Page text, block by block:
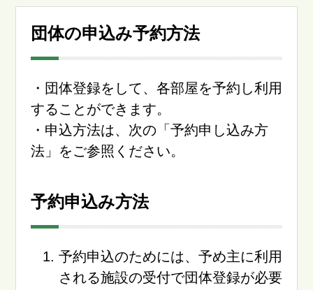
団体の申込み予約方法
・団体登録をして、各部屋を予約し利用
することができます。
・申込方法は、次の「予約申し込み方
法」をご参照ください。
予約申込み方法
予約申込のためには、予め主に利用
される施設の受付で団体登録が必要